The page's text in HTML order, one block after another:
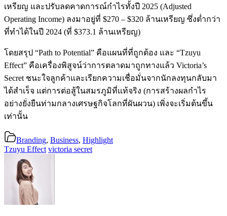
เหรียญ และปรับลดคาดการณ์กำไรทั้งปี 2025 (Adjusted
Operating Income) ลงมาอยู่ที่ $270 – $320 ล้านเหรียญ ซึ่งต่ำกว่า
ที่ทำได้ในปี 2024 (ที่ $373.1 ล้านเหรียญ)
โดยสรุป “Path to Potential” คือแผนที่ที่ถูกต้อง และ “Tzuyu
Effect” คือเครื่องพิสูจน์ว่าการตลาดมาถูกทางแล้ว Victoria’s
Secret ชนะใจลูกค้าและเรียกความเชื่อมั่นจากนักลงทุนกลับมา
ได้สำเร็จ แต่การต่อสู้ในสมรภูมิที่แท้จริง (การสร้างผลกำไร
อย่างยั่งยืนท่ามกลางเศรษฐกิจโลกที่ผันผวน) เพิ่งจะเริ่มต้นขึ้น
เท่านั้น
Branding, Business, Highlight
Tzuyu Effect victoria secret